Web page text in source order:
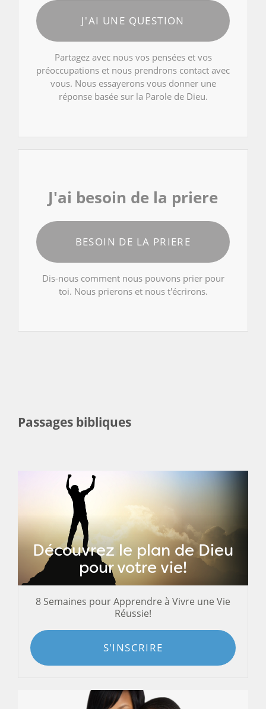
J'AI UNE QUESTION
Partagez avec nous vos pensées et vos
préoccupations et nous prendrons contact avec
vous. Nous essayerons vous donner une
réponse basée sur la Parole de Dieu.
J'ai besoin de la priere
BESOIN DE LA PRIERE
Dis-nous comment nous pouvons prier pour
toi. Nous prierons et nous t'écrirons.
Passages bibliques
Découvrez le plan de Dieu
pour votre vie!
8 Semaines pour Apprendre à Vivre une Vie
Réussie!
S'INSCRIRE